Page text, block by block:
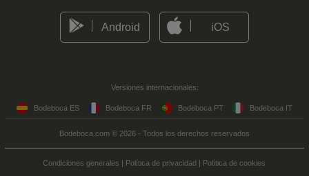
Android iOS
Versiones internacionales:
Bodeboca ES Bodeboca FR Bodeboca PT Bodeboca IT
Bodeboca.com © 2026 - Todos los derechos reservados
Condiciones generales | Política de privacidad | Política de cookies